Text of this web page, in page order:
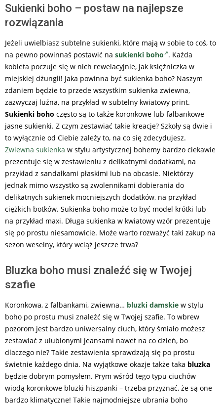
Sukienki boho – postaw na najlepsze
rozwiązania
Jeżeli uwielbiasz subtelne sukienki, które mają w sobie to coś, to
na pewno powinnaś postawić na sukienki boho . Każda
kobieta poczuje się w nich rewelacyjnie, jak księżniczka w
miejskiej dżungli! Jaka powinna być sukienka boho? Naszym
zdaniem będzie to przede wszystkim sukienka zwiewna,
zazwyczaj luźna, na przykład w subtelny kwiatowy print.
Sukienki boho często są to także koronkowe lub falbankowe
jasne sukienki. Z czym zestawiać takie kreacje? Szkoły są dwie i
to wyłącznie od Ciebie zależy to, na co się zdecydujesz.
Zwiewna sukienka w stylu artystycznej bohemy bardzo ciekawie
prezentuje się w zestawieniu z delikatnymi dodatkami, na
przykład z sandałkami płaskimi lub na obcasie. Niektórzy
jednak mimo wszystko są zwolennikami dobierania do
delikatnych sukienek mocniejszych dodatków, na przykład
ciężkich botków. Sukienka boho może to być model krótki lub
na przykład maxi. Długa sukienka w kwiatowy wzór prezentuje
się po prostu niesamowicie. Może warto rozważyć taki zakup na
sezon weselny, który wciąż jeszcze trwa?
Bluzka boho musi znaleźć się w Twojej
szafie
Koronkowa, z falbankami, zwiewna… bluzki damskie w stylu
boho po prostu musi znaleźć się w Twojej szafie. To wbrew
pozorom jest bardzo uniwersalny ciuch, który śmiało możesz
zestawiać z ulubionymi jeansami nawet na co dzień, bo
dlaczego nie? Takie zestawienia sprawdzają się po prostu
świetnie każdego dnia. Na wyjątkowe okazje także taka bluzka
będzie dobrym pomysłem. Prym wśród tego typu ciuchów
wiodą koronkowe bluzki hiszpanki – trzeba przyznać, że są one
bardzo klimatyczne! Takie najmodniejsze ubrania boho